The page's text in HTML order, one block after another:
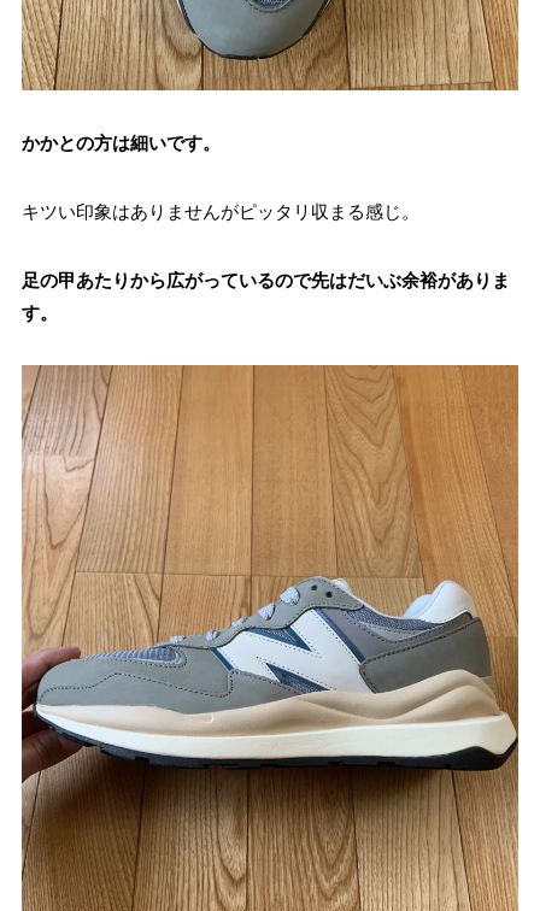
かかとの方は細いです。
キツい印象はありませんがピッタリ収まる感じ。
足の甲あたりから広がっているので先はだいぶ余裕がありま
す。